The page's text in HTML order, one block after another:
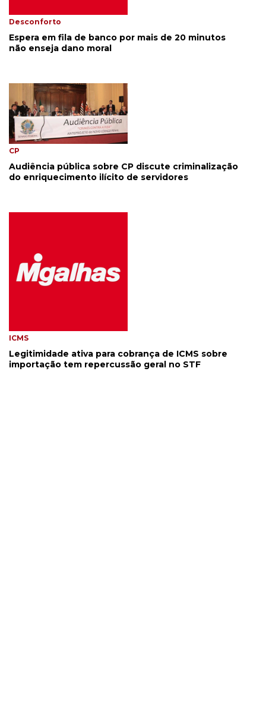
Desconforto
Espera em fila de banco por mais de 20 minutos
não enseja dano moral
CP
Audiência pública sobre CP discute criminalização
do enriquecimento ilícito de servidores
ICMS
Legitimidade ativa para cobrança de ICMS sobre
importação tem repercussão geral no STF